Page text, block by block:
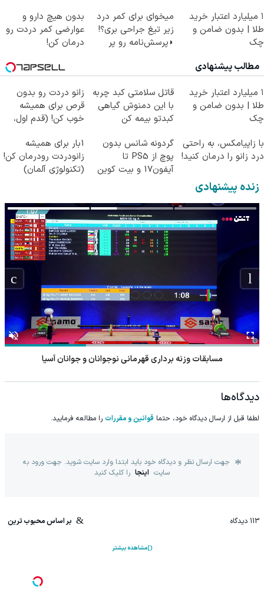
۱ میلیارد اعتبار خرید
طلا | بدون ضامن و
چک
میخوای برای کمر درد
زیر تیغ جراحی بری؟!
◗پرسش‌نامه رو پر
بدون هیچ دارو و
عوارضی کمر دردت رو
درمان کن!
مطالب پیشنهادی
۱ میلیارد اعتبار خرید
طلا | بدون ضامن و
چک
قاتل سلامتی کبد چربه
با این دمنوش گیاهی
کبدتو بیمه کن
زانو دردت رو بدون
قرص برای همیشه
خوب کن! (قدم اول،
با زاپیامکس، به راحتی
درد زانو را درمان کنید!
گردونه شانس بدون
پوچ از PS5 تا
آیفون17 و بیت کوین
1بار برای همیشه
زانودردت رودرمان کن!
(تکنولوژی آلمان)
زنده پیشنهادی
مسابقات وزنه برداری قهرمانی نوجوانان و جوانان آسیا
دیدگاه‌ها
لطفا قبل از ارسال دیدگاه خود، حتما قوانین و مقررات را مطالعه فرمایید.
جهت ارسال نظر و دیدگاه خود باید ابتدا وارد سایت شوید. جهت ورود به
سایت اینجا را کلیک کنید
113 دیدگاه بر اساس محبوب ترین
مشاهده بیشتر